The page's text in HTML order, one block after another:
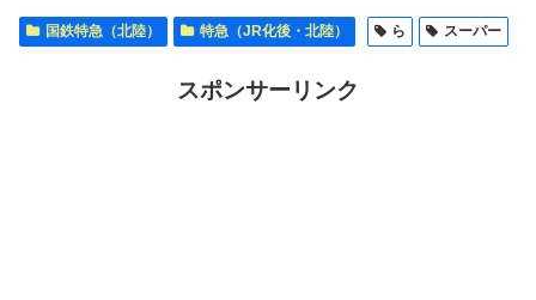
国鉄特急（北陸） 特急（JR化後・北陸） ら スーパー
スポンサーリンク